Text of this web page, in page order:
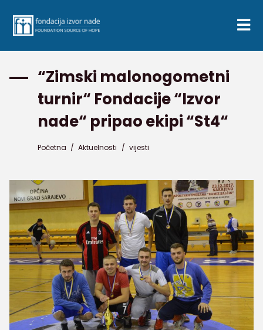
“Zimski malonogometni
turnir“ Fondacije “Izvor
nade“ pripao ekipi “St4“
Početna / Aktuelnosti / vijesti